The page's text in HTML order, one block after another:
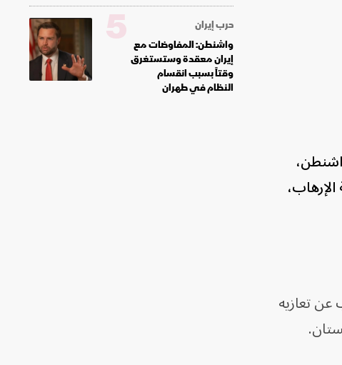
تعازيه
حرب إيران
واشنطن: المفاوضات مع
إيران معقدة وستستغرق
وقتاً بسبب انقسام
النظام في طهران
5